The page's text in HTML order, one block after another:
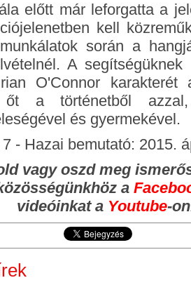
előtt már leforgatta a
kell
során a
A segítségüknek
O'Connor karakterét
őt a történetből
és gyermekével.
- Hazai bemutató: 2015.
vagy oszd meg
a
videóinkat a Youtube-